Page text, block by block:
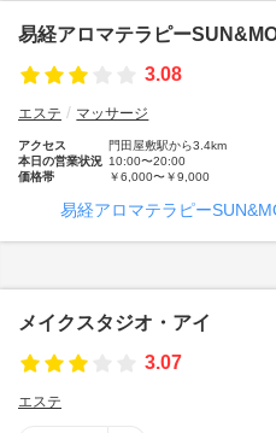
易経アロマテラピー
3.08
エステ マッサージ
アクセス
門田屋敷駅から3.4km
本日の営業状況 10:00〜20:00
価格帯
￥6,000〜￥9,000
易経アロマテラピー
メイクスタジオ・アイ
3.07
エステ